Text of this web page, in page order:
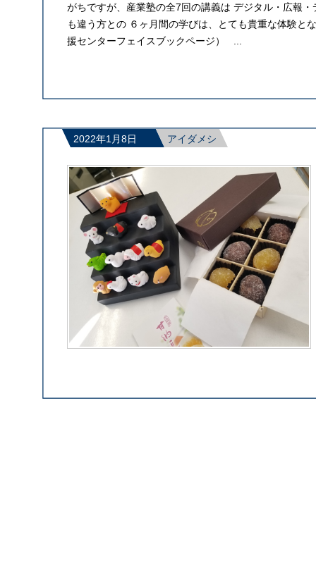
がちですが、産業塾の全7回の講義は デジタル・広報
も違う方との ６ヶ月間の学びは、とても貴重な体験
援センターフェイスブックページ） ...
2022年1月8日 アイダメシ